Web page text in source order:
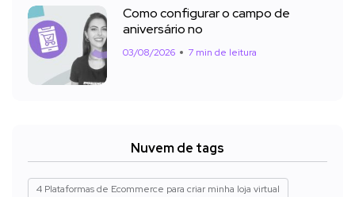
Como configurar o campo de
aniversário no
03/08/2026 7 min de leitura
Nuvem de tags
4 Plataformas de Ecommerce para criar minha loja virtual